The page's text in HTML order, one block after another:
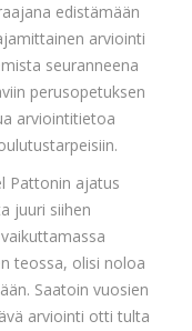
edistämään
arviointi
seuranneena
perusopetuksen
arviointitietoa
Pattonin ajatus
juuri siihen
teossa, olisi noloa
Saatoin vuosien
arviointi otti tulta